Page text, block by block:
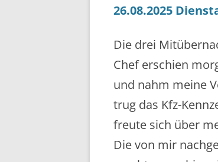
26.08.2025
Die drei
Chef erschien
und nahm meine
trug das Kfz-
freute sich über
Die von mir